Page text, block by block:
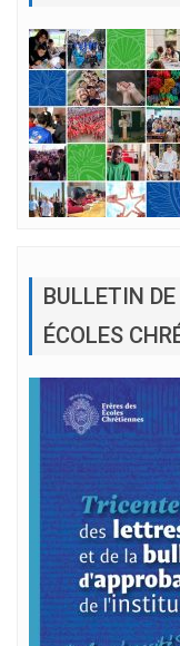
BULLETIN
ÉCOLES